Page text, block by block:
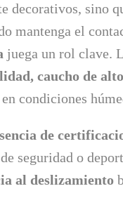
decorativos, sino
mantenga el
juega un rol clave.
caucho de
condiciones
de
seguridad o
al deslizamiento